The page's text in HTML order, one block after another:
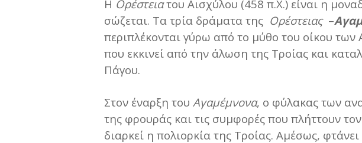
Η Ορέστειατου Αισχύλου (458 π.Χ.) είναι η
σώζεται. Τα τρία δράματα της Ορέστειας–
περιπλέκονται γύρω από το μύθο του οίκου των
που εκκινεί από την άλωση της Τροίας και
Πάγου.
Στον έναρξη του Αγαμέμνονα, ο φύλακας των
της φρουράς και τις συμφορές που πλήττουν
διαρκεί η πολιορκία της Τροίας. Αμέσως,